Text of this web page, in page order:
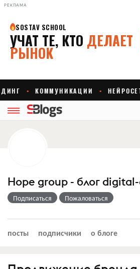
РЕКЛАМА
Hope group - блог digital-
Подписаться Пожаловаться
посты подписчики о блоге